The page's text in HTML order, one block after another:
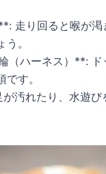
走り回ると喉が渇
。
（ハーネス）**: ド
す。
汚れたり、水遊び